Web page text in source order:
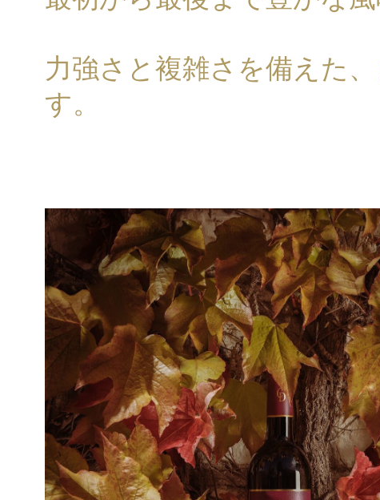
力強さと複雑さを備えた
す。